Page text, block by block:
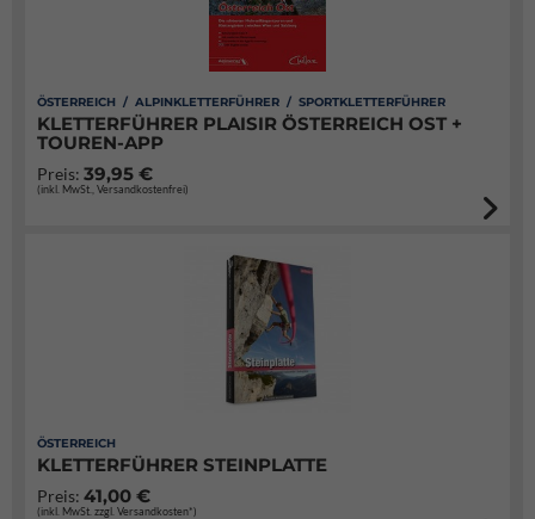
ÖSTERREICH / ALPINKLETTERFÜHRER / SPORTKLETTERFÜHRER
KLETTERFÜHRER PLAISIR ÖSTERREICH OST +
TOUREN-APP
Preis: 39,95 €
(inkl. MwSt., Versandkostenfrei)
ÖSTERREICH
KLETTERFÜHRER STEINPLATTE
Preis: 41,00 €
(inkl. MwSt. zzgl. Versandkosten*)